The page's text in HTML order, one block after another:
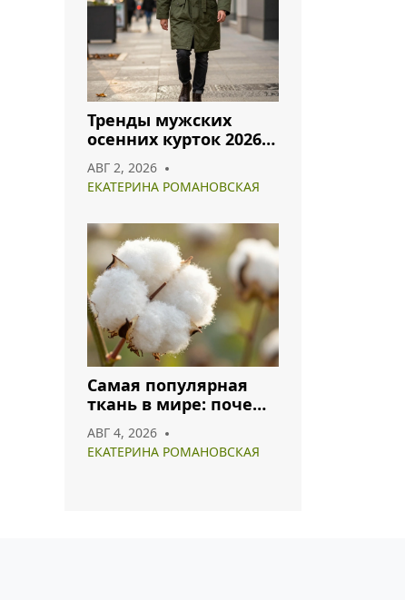
Тренды мужских
осенних курток 2026:
сочетать
АВГ 2, 2026
ЕКАТЕРИНА РОМАНОВСКАЯ
Самая популярная
ткань в мире: почему
лидируют в 2026 году
АВГ 4, 2026
ЕКАТЕРИНА РОМАНОВСКАЯ